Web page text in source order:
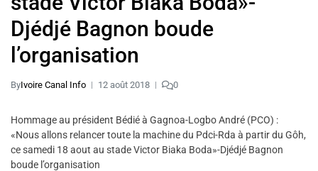
Djédjé Bagnon boude
l’organisation
ByIvoire Canal Info 12 août 2018 0
Hommage au président Bédié à Gagnoa-Logbo André (PCO) :
«Nous allons relancer toute la machine du Pdci-Rda à partir du Gôh,
ce samedi 18 aout au stade Victor Biaka Boda»-Djédjé Bagnon
boude l’organisation